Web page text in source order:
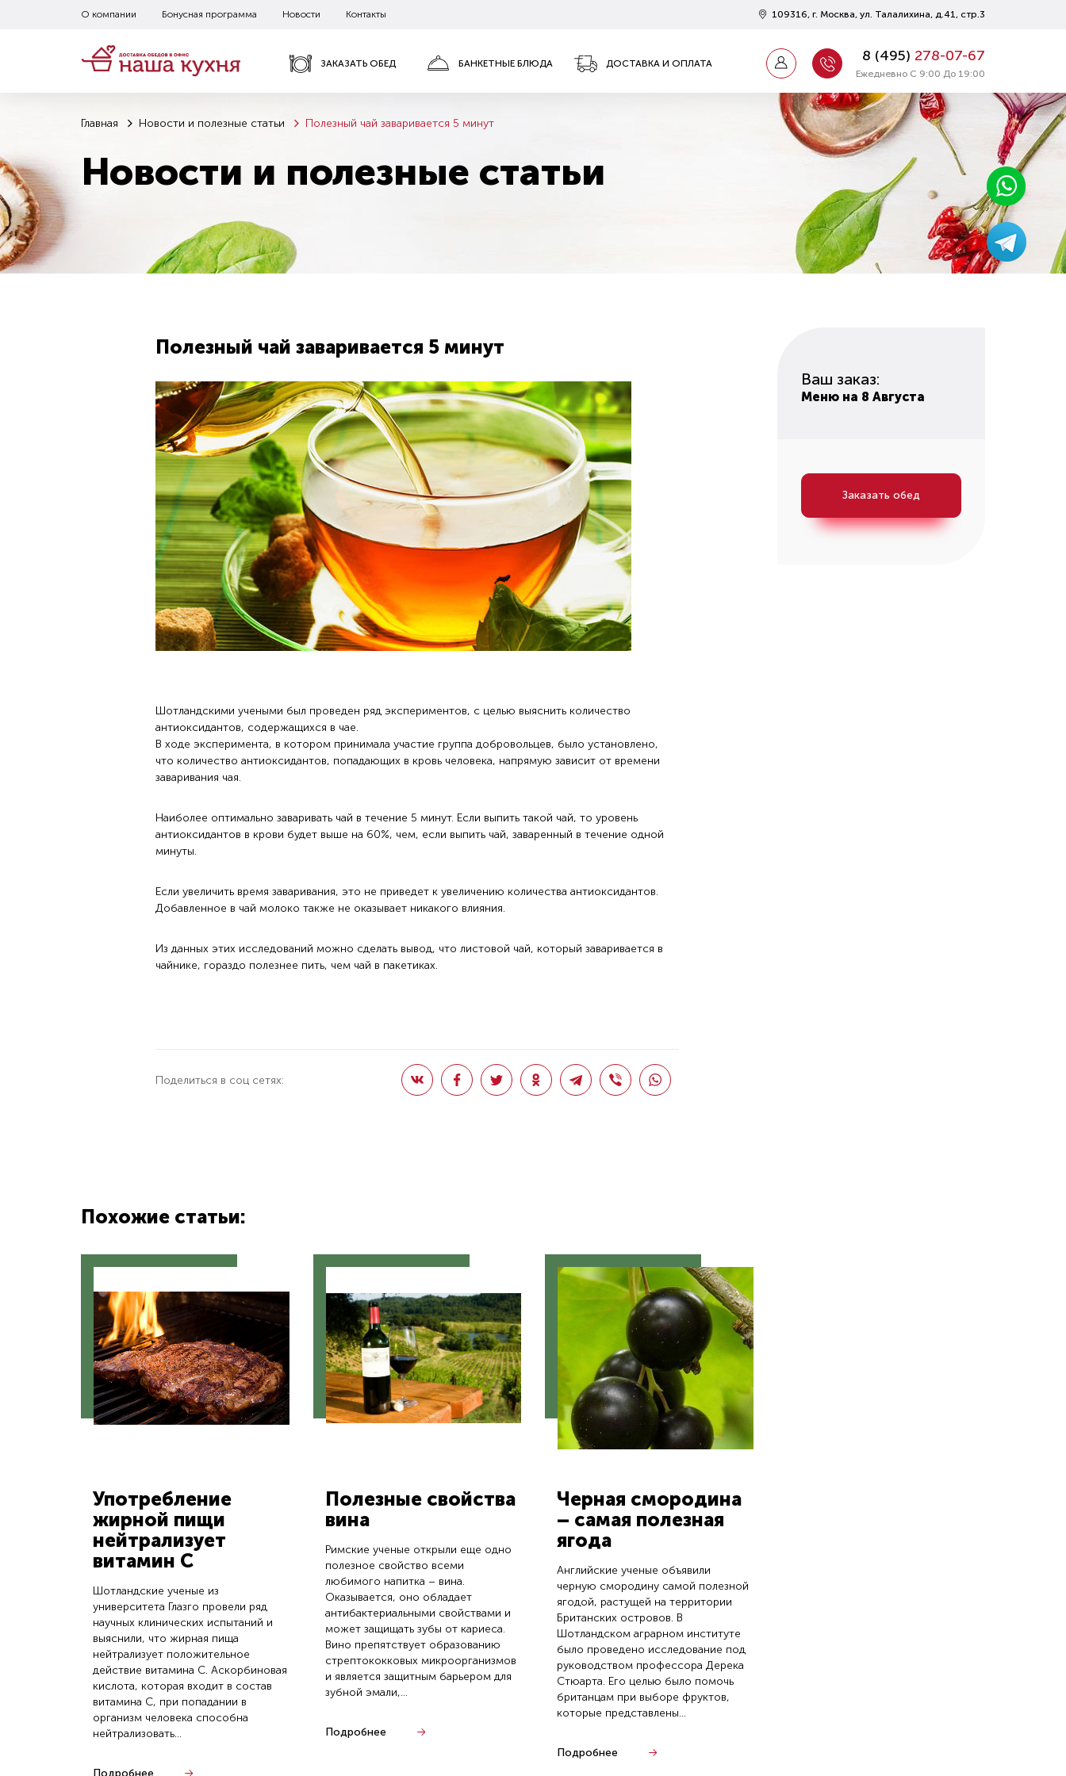
О компании Бонусная программа Новости Контакты 109316, г. Москва, ул. Талалихина, д.41, стр.3
ЗАКАЗАТЬ ОБЕД БАНКЕТНЫЕ БЛЮДА ДОСТАВКА И ОПЛАТА 8 (495) 278-07-67
Ежедневно С 9:00 До 19:00
Главная Новости и полезные статьи Полезный чай заваривается 5 минут
Новости и полезные статьи
Полезный чай заваривается 5 минут
Шотландскими учеными был проведен ряд экспериментов, с целью выяснить количество
антиоксидантов, содержащихся в чае.
В ходе эксперимента, в котором принимала участие группа добровольцев, было установлено,
что количество антиоксидантов, попадающих в кровь человека, напрямую зависит от времени
заваривания чая.
Наиболее оптимально заваривать чай в течение 5 минут. Если выпить такой чай, то уровень
антиоксидантов в крови будет выше на 60%, чем, если выпить чай, заваренный в течение одной
минуты.
Если увеличить время заваривания, это не приведет к увеличению количества антиоксидантов.
Добавленное в чай молоко также не оказывает никакого влияния.
Из данных этих исследований можно сделать вывод, что листовой чай, который заваривается в
чайнике, гораздо полезнее пить, чем чай в пакетиках.
Поделиться в соц сетях:
Похожие статьи:
Употребление
жирной пищи
нейтрализует
витамин С
Шотландские ученые из
университета Глазго провели ряд
научных клинических испытаний и
выяснили, что жирная пища
нейтрализует положительное
действие витамина С. Аскорбиновая
кислота, которая входит в состав
витамина С, при попадании в
организм человека способна
нейтрализовать...
Подробнее
Полезные свойства
вина
Римские ученые открыли еще одно
полезное свойство всеми
любимого напитка – вина.
Оказывается, оно обладает
антибактериальными свойствами и
может защищать зубы от кариеса.
Вино препятствует образованию
стрептококковых микроорганизмов
и является защитным барьером для
зубной эмали,...
Подробнее
Черная смородина
– самая полезная
ягода
Английские ученые объявили
черную смородину самой полезной
ягодой, растущей на территории
Британских островов. В
Шотландском аграрном институте
было проведено исследование под
руководством профессора Дерека
Стюарта. Его целью было помочь
британцам при выборе фруктов,
которые представлены...
Подробнее
Ваш заказ:
Меню на 8 Августа
Заказать обед